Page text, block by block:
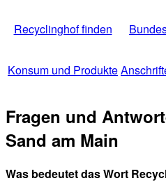
Recyclinghof finden
Konsum und Produkte
Fragen und
Sand am Main
Was bedeutet das Wort